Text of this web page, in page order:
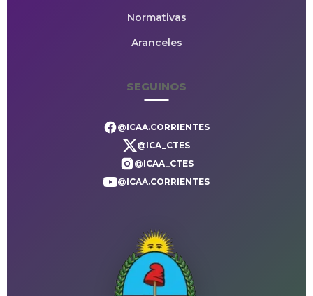
Normativas
Aranceles
SEGUINOS
@ICAA.CORRIENTES
@ICA_CTES
@ICAA_CTES
@ICAA.CORRIENTES